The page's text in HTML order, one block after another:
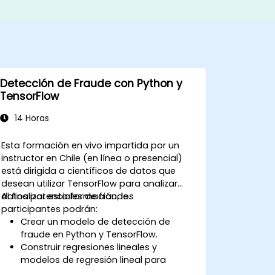
Detección de Fraude con Python y
TensorFlow
14 Horas
Esta formación en vivo impartida por un
instructor en Chile (en línea o presencial)
está dirigida a científicos de datos que
desean utilizar TensorFlow para analizar
datos potenciales de fraude.
Al finalizar esta formación, los
participantes podrán:
Crear un modelo de detección de
fraude en Python y TensorFlow.
Construir regresiones lineales y
modelos de regresión lineal para